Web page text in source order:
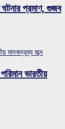
প্রমাণ, গুজব
মাদকদ্রব্য জব্দ
ভারতীয়